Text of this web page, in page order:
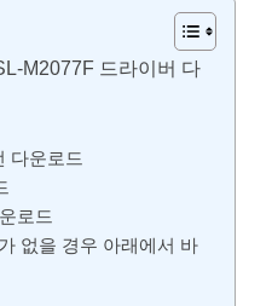
M2077F 드라이버 다
다운로드
로드
없을 경우 아래에서 바